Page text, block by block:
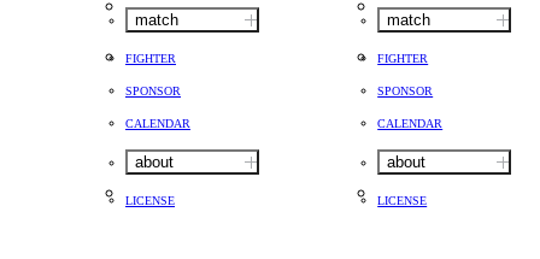
match
FIGHTER
SPONSOR
CALENDAR
about
LICENSE
match
FIGHTER
SPONSOR
CALENDAR
about
LICENSE